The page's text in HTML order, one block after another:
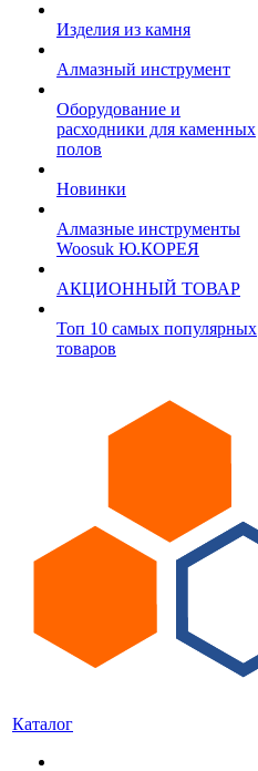
Изделия из камня
Алмазный инструмент
Оборудование и
расходники для каменных
полов
Новинки
Алмазные инструменты
Woosuk Ю.КОРЕЯ
АКЦИОННЫЙ ТОВАР
Топ 10 самых популярных
товаров
Каталог